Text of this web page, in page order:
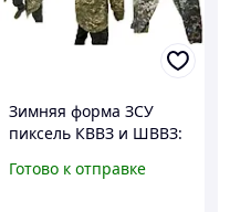
Зимняя форма ЗСУ
пиксель КВВЗ и ШВВЗ:
2 пар штанов.
Готово к отправке